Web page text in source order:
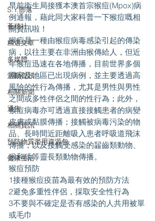
S.Y.部落
薈穗社
精選文章
多媒體
活動資訊
相關新聞
通告
相關資訊
預防物質濫用資源包
健康生活
早前衛生局接獲本澳首宗猴痘(Mpox)病
例通報，藉此同大家科普一下猴痘嘅相
關資訊啦！
猴痘是一種由猴痘病毒感染引起的傳染
病，以往主要在非洲由猴傳給人，但近
年猴痘迅速在各地傳播，目前世界多個
國家及地區已出現病例，並主要透過高
風險的性行為傳播，尤其是男性與男性
之間或多性伴侶之間的性行為；此外，
猴痘病毒亦可透過直接接觸患者的病變
皮膚或黏膜傳播；接觸被病毒污染的物
品、長時間近距離吸入患者呼吸道飛沫
傳播；以及接觸受感染的齧齒類動物、
猴和猿等靈長類動物傳播。
猴痘預防
1接種猴痘疫苗為最有效的預防方法
2避免多重性伴侶，採取安全性行為
3不要與不確定是否有感染的人共用被單
或毛巾